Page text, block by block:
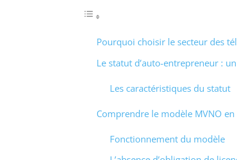
Pourquoi choisir le secteur des
Le statut d’auto-entrepreneur :
Les caractéristiques du statut
Comprendre le modèle MVNO
Fonctionnement du modèle